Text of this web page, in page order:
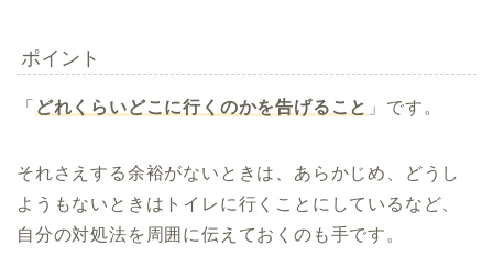
ポイント
「 どれくらいどこに行くのかを告げること 」です。
それさえする余裕がないときは、あらかじめ、どうし
ようもないときはトイレに行くことにしているなど、
自分の対処法を周囲に伝えておくのも手です。